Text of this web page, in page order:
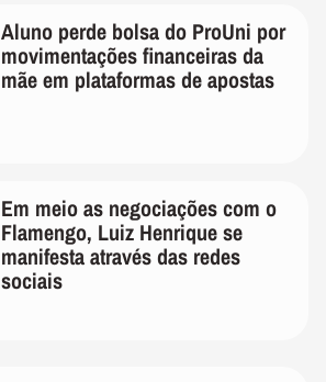
Aluno perde bolsa do ProUni por
movimentações financeiras da
mãe em plataformas de apostas
Em meio as negociações com o
Flamengo, Luiz Henrique se
manifesta através das redes
sociais